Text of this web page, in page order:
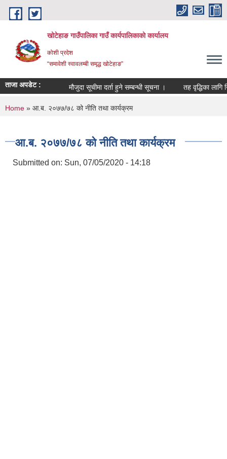
Skip to main content
खोटेहाङ गाउँपालिका गाउँ कार्यपालिकाको कार्यालय
कोशी प्रदेश
“समावेशी स्वावलम्बी समृद्ध खोटेहाङ”
ताजा अपडेट : मौजुदा सूचीमा दर्ता हुने सम्बन्धी सूचना । तह वृद्धिका लागि
You are here
Home » आ.ब. २०७७/७८ को नीति तथा कार्यक्रम
आ.ब. २०७७/७८ को नीति तथा कार्यक्रम
Submitted on: Sun, 07/05/2020 - 14:18